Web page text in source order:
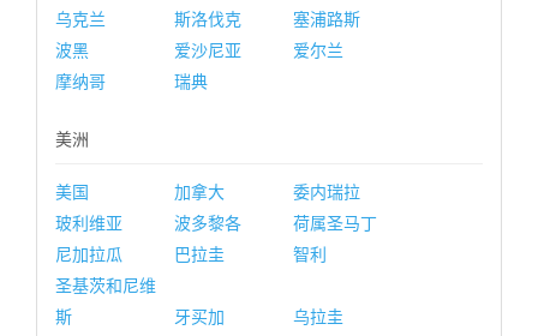
乌克兰
斯洛伐克
塞浦路斯
波黑
爱沙尼亚
爱尔兰
摩纳哥
瑞典
美洲
美国 加拿大
委内瑞拉
玻利维亚
波多黎各
荷属圣马丁
尼加拉瓜
巴拉圭
智利
圣基茨和尼维
斯
牙买加 乌拉圭